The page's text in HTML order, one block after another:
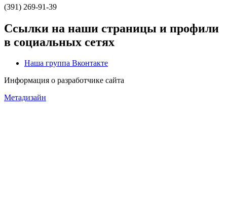
(391) 269-91-39
Ссылки на наши страницы и профили
в социальных сетях
Наша группа Вконтакте
Информация о разработчике сайта
Метадизайн